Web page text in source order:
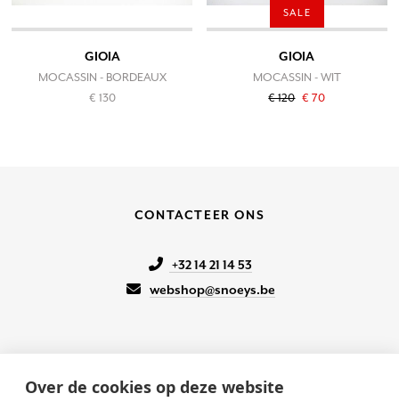
Over de cookies op deze website
GIOIA
MOCASSIN - BORDEAUX
€ 130
SALE
GIOIA
MOCASSIN - WIT
€ 120 € 70
CONTACTEER ONS
+32 14 21 14 53
webshop@snoeys.be
KLANTENSERVICE